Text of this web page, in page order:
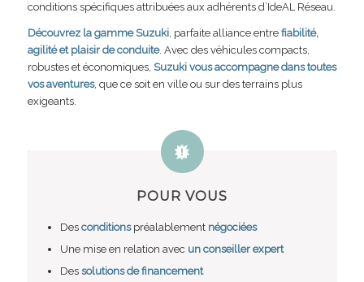
conditions spécifiques attribuées aux adhérents d’IdeAL Réseau.
Découvrez la gamme Suzuki, parfaite alliance entre fiabilité,
agilité et plaisir de conduite. Avec des véhicules compacts,
robustes et économiques, Suzuki vous accompagne dans toutes
vos aventures, que ce soit en ville ou sur des terrains plus
exigeants.
POUR VOUS
Desconditions préalablement négociées
Une mise en relation avec un conseiller expert
Des solutions de financement